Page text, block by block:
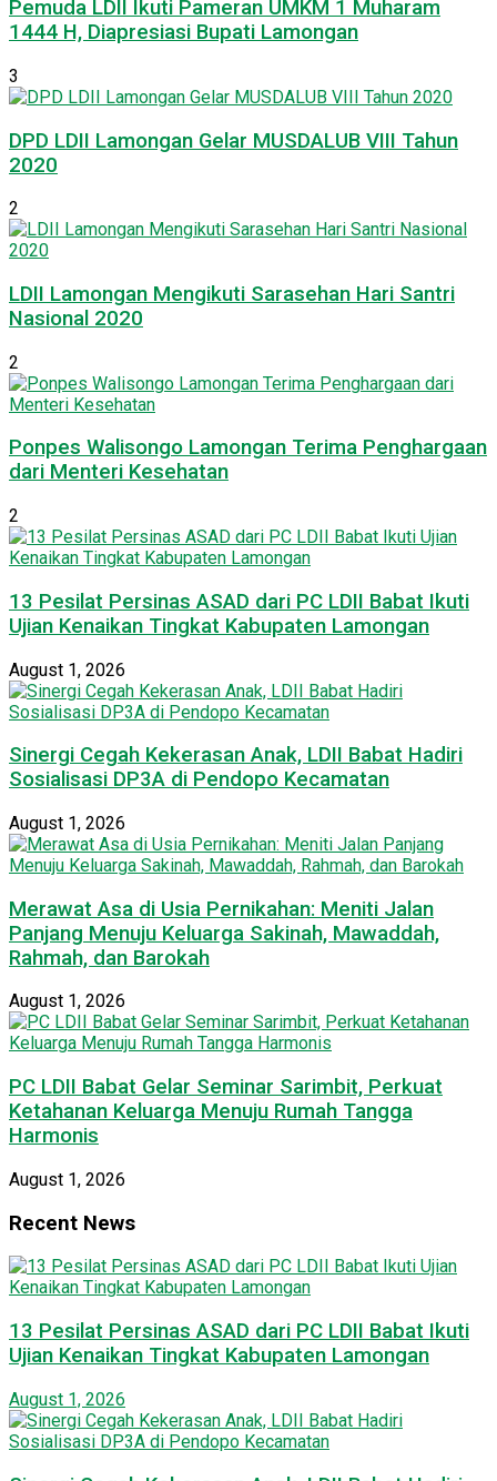
Pemuda LDII Ikuti Pameran UMKM 1 Muharam
1444 H, Diapresiasi Bupati Lamongan
3
DPD LDII Lamongan Gelar MUSDALUB VIII Tahun
2020
2
LDII Lamongan Mengikuti Sarasehan Hari Santri
Nasional 2020
2
Ponpes Walisongo Lamongan Terima Penghargaan
dari Menteri Kesehatan
2
13 Pesilat Persinas ASAD dari PC LDII Babat Ikuti
Ujian Kenaikan Tingkat Kabupaten Lamongan
August 1, 2026
Sinergi Cegah Kekerasan Anak, LDII Babat Hadiri
Sosialisasi DP3A di Pendopo Kecamatan
August 1, 2026
Merawat Asa di Usia Pernikahan: Meniti Jalan
Panjang Menuju Keluarga Sakinah, Mawaddah,
Rahmah, dan Barokah
August 1, 2026
PC LDII Babat Gelar Seminar Sarimbit, Perkuat
Ketahanan Keluarga Menuju Rumah Tangga
Harmonis
August 1, 2026
Recent News
13 Pesilat Persinas ASAD dari PC LDII Babat Ikuti
Ujian Kenaikan Tingkat Kabupaten Lamongan
August 1, 2026